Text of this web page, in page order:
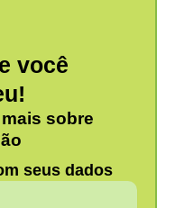
você
sobre
seus dados